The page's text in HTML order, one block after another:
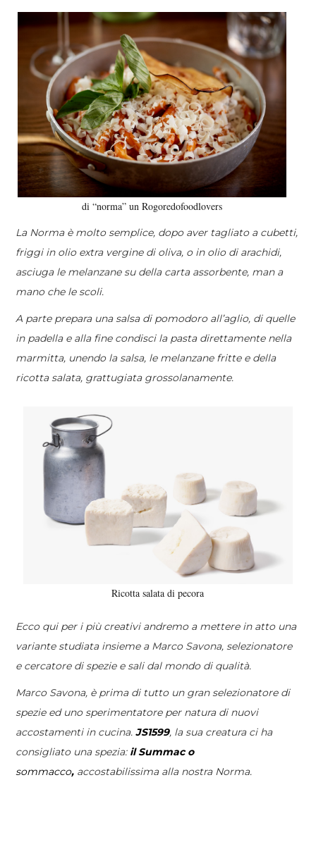
di “norma” un Rogoredofoodlovers
La Norma è molto semplice, dopo aver tagliato a cubetti,
friggi in olio extra vergine di oliva, o in olio di arachidi,
asciuga le melanzane su della carta assorbente, man a
mano che le scoli.
A parte prepara una salsa di pomodoro all’aglio, di quelle
in padella e alla fine condisci la pasta direttamente nella
marmitta, unendo la salsa, le melanzane fritte e della
ricotta salata, grattugiata grossolanamente.
Ricotta salata di pecora
Ecco qui per i più creativi andremo a mettere in atto una
variante studiata insieme a Marco Savona, selezionatore
e cercatore di spezie e sali dal mondo di qualità.
Marco Savona, è prima di tutto un gran selezionatore di
spezie ed uno sperimentatore per natura di nuovi
accostamenti in cucina.JS1599, la sua creatura ci ha
consigliato una spezia: il Summac o
sommacco, accostabilissima alla nostra Norma.